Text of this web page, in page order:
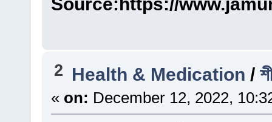
2 Health & Medication /
« on: December 12, 2022,